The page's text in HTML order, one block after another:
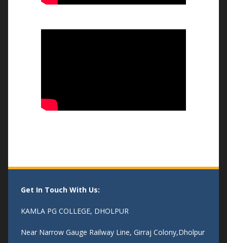
भव्य तिरंगा रैली और बौद्धिक संगोष्ठी
एक पेड माँ के नाम
Get In Touch With Us:
KAMLA PG COLLEGE, DHOLPUR
Near Narrow Gauge Railway Line, Girraj Colony,Dholpur